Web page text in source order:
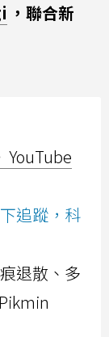
，聯合新
YouTube
追蹤，科
退散、多